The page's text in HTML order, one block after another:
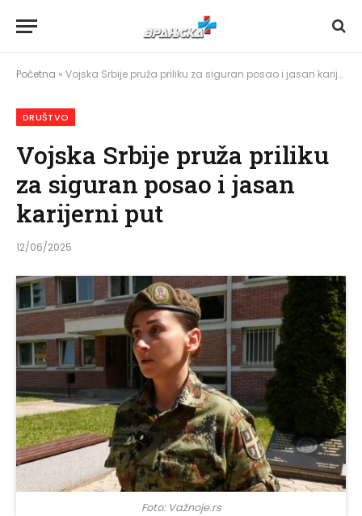
Početna » Vojska Srbije pruža priliku za siguran posao i jasan karijerni put
DRUŠTVO
Vojska Srbije pruža priliku
za siguran posao i jasan
karijerni put
12/06/2025
Foto: Važnoje.rs